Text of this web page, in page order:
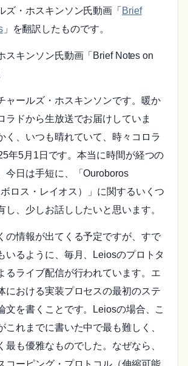
ズ・ホスキンソン氏動画「 Brief
」を翻訳したものです。
スキンソン氏動画「Brief Notes on
ャールズ・ホスキンソンです。暖か
ラドから生放送でお届けしていま
く、いつも晴れていて、時々コロラ
年5月1日です。本当に時間が経つの
今日は手短に、「Ouroboros
ロス・レイオス）」に関するいくつ
し、少しお話ししたいと思います。
の情報が出てくる予定ですが、すで
いるように、毎月、Leiosのプロトタ
るライブ配信が行われています。エ
における実装プロセスの最初のステ
文を書くことです。Leiosの場合、こ
これまでに書いた中で最も難しく、
最も優雅なものでした。なぜなら、